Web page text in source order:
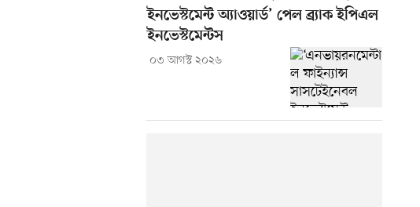
ইনভেস্টমেন্ট অ্যাওয়ার্ড’ পেল ব্র্যাক ইপিএল
ইনভেস্টমেন্টস
০৩ আগস্ট ২০২৬